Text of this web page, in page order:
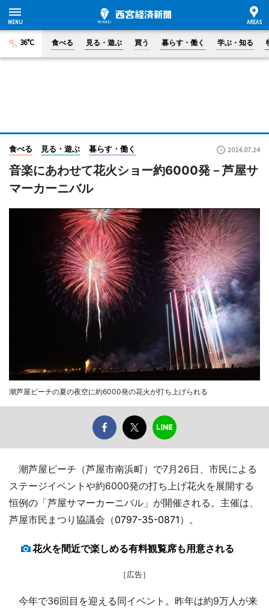
36°C 食べる 見る・遊ぶ 買う 暮らす・働く 学ぶ・知る
食べる 見る・遊ぶ 暮らす・働く 2014.07.24
音楽にあわせて花火ショー約6000発－芦屋サ
マーカーニバル
潮芦屋ビーチの夏の夜空に約6000発の花火が打ち上げられる
潮芦屋ビーチ（芦屋市南浜町）で7月26日、市民による
ステージイベントや約6000発の打ち上げ花火を展開する
恒例の「芦屋サマーカーニバル」が開催される。主催は、
芦屋市民まつり協議会（0797-35-0871）。
花火を間近で楽しめる有料観覧席も用意される
［広告］
今年で36回目を迎える同イベント。昨年は約9万人が来